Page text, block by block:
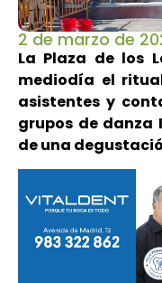
2 de marzo de
La Plaza de los
mediodía el
asistentes y
grupos de danza
de una